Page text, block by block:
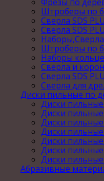
Штроберы по
Сверла SDS
Сверла SDS
Штроберы по
Наборы
Сверла и
Сверла SDS
Сверла для
Диски пильные по
Диски пильные
Диски
Диски
Диски пильные
Диски
Диски
Диски
Абразивные